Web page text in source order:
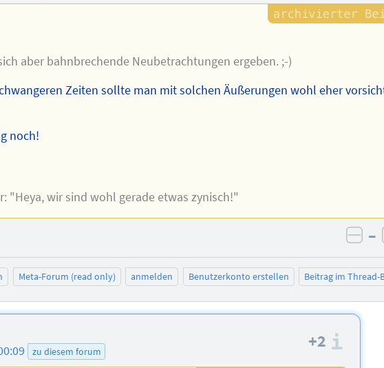
aber bahnbrechende Neubetrachtungen ergeben. ;-)
Zeiten sollte man mit solchen Äußerungen wohl eher
noch!
"Heya, wir sind wohl gerade etwas zynisch!"
–
Meta-Forum (read only) anmelden Benutzerkonto erstellen Beitrag im Thread-
zu diesem forum +2